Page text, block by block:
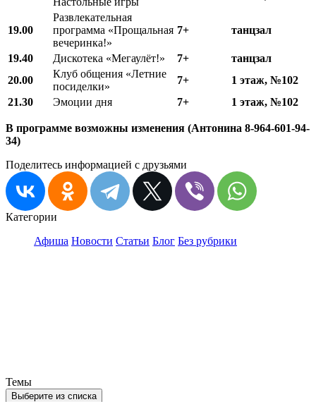
19.00
Развлекательная
программа «Прощальная
вечеринка!»
7+ танцзал
19.40 Дискотека «Мегаулёт!» 7+
танцзал
20.00
Клуб общения «Летние
посиделки»
7+
1 этаж, №102
21.30
Эмоции дня 7+ 1 этаж, №102
В программе возможны изменения (Антонина 8-964-601-94-
34)
Поделитесь информацией с друзьями
Категории
Афиша Новости Статьи Блог Без рубрики
Темы
Выберите из списка